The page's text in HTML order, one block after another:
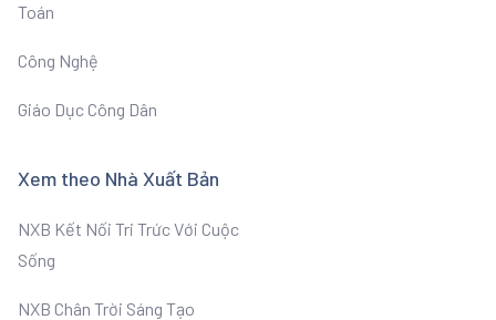
Toán
Công Nghệ
Giáo Dục Công Dân
Xem theo Nhà Xuất Bản
NXB Kết Nối Tri Trức Với Cuộc
Sống
NXB Chân Trời Sáng Tạo